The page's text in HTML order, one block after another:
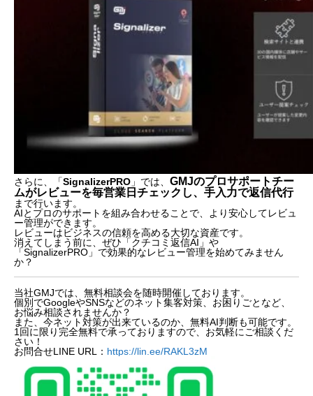
さらに、「SignalizerPRO 」では、 GMJのプロサポートチー
ムがレビューを毎営業日チェックし、手入力で返信代行
まで行います。
AIとプロのサポートを組み合わせることで、より安心してレビュ
ー管理ができます。
レビューはビジネスの信頼を高める大切な資産です。
消えてしまう前に、ぜひ「クチコミ返信AI」や
「SignalizerPRO」で効果的なレビュー管理を始めてみません
か？
当社GMJでは、無料相談会を随時開催しております。
個別でGoogleやSNSなどのネット集客対策、お困りごとなど、
お悩み相談されませんか？
また、今ネット対策が出来ているのか、無料AI判断も可能です。
1回に限り完全無料で承っておりますので、お気軽にご相談くだ
さい！
お問合せLINE URL： https://lin.ee/RAKL3zM